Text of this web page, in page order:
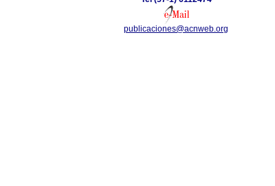
publicaciones@acnweb.org